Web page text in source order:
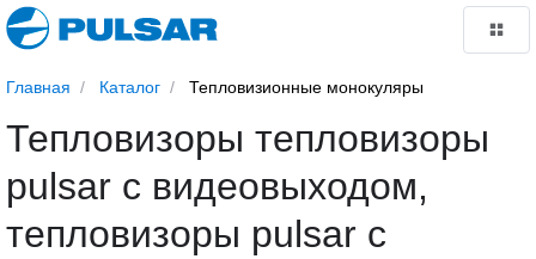
Главная Каталог Тепловизионные монокуляры
Тепловизоры тепловизоры
pulsar с видеовыходом,
тепловизоры pulsar с